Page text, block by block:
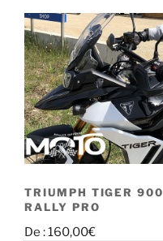
TRIUMPH TIGER 900
RALLY PRO
De :160,00€